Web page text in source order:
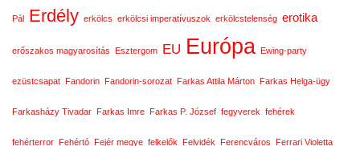
Pál Erdély erkölcs erkölcsi imperatívuszok erkölcstelenség erotika
erőszakos magyarosítás Esztergom EU Európa Ewing-party
ezüstcsapat Fandorin Fandorin-sorozat Farkas Attila Márton Farkas Helga-ügy
Farkasházy Tivadar Farkas Imre Farkas P. József fegyverek fehérek
fehérterror Fehértó Fejér megye felkelők Felvidék Ferencváros Ferrari Violetta